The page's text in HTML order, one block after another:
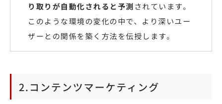
り取りが自動化されると予測 されています。
このような環境の変化の中で、より深いユー
ザーとの関係を築く方法を伝授します。
2.コンテンツマーケティング